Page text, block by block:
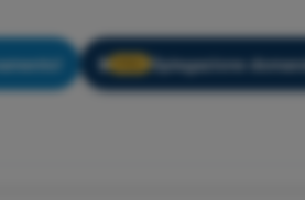
🔒 Spiegazione